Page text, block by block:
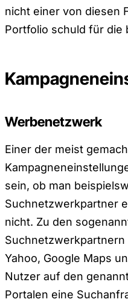
nicht einer von diesen
Portfolio schuld für die
Werbenetzwerk
Einer der meist
sein, ob man
Suchnetzwerkpartner
nicht. Zu den
Yahoo, Google Maps
Nutzer auf den
Portalen eine